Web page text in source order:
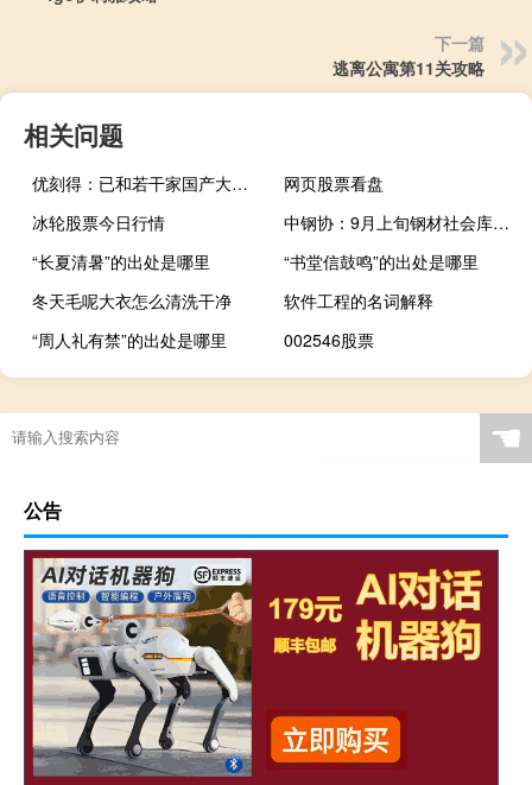
下一篇
逃离公寓第11关攻略
相关问题
优刻得：已和若干家国产大模型公司达成相关业务合作
网页股票看盘
冰轮股票今日行情
中钢协：9月上旬钢材社会库存环比下降0.5%
“长夏清暑”的出处是哪里
“书堂信鼓鸣”的出处是哪里
冬天毛呢大衣怎么清洗干净
软件工程的名词解释
“周人礼有禁”的出处是哪里
002546股票
☚
公告